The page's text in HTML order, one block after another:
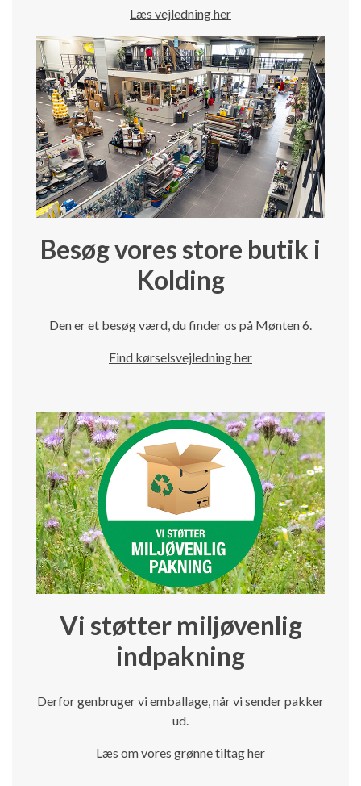
Læs vejledning her
Besøg vores store butik i
Kolding
Den er et besøg værd, du finder os på Mønten 6.
Find kørselsvejledning her
Vi støtter miljøvenlig
indpakning
Derfor genbruger vi emballage, når vi sender pakker
ud.
Læs om vores grønne tiltag her